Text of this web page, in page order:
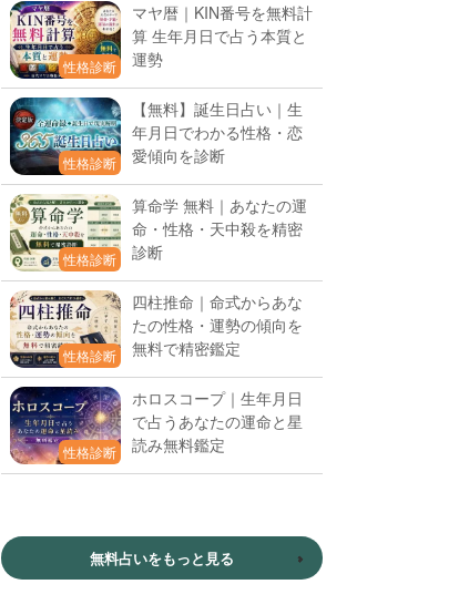
性格診断
マヤ暦｜KIN番号を無料計
算 生年月日で占う本質と
運勢
性格診断
【無料】誕生日占い｜生
年月日でわかる性格・恋
愛傾向を診断
性格診断
算命学 無料｜あなたの運
命・性格・天中殺を精密
診断
性格診断
四柱推命｜命式からあな
たの性格・運勢の傾向を
無料で精密鑑定
性格診断
ホロスコープ｜生年月日
で占うあなたの運命と星
読み無料鑑定
無料占いをもっと見る